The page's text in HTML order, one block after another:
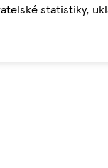
statistiky,